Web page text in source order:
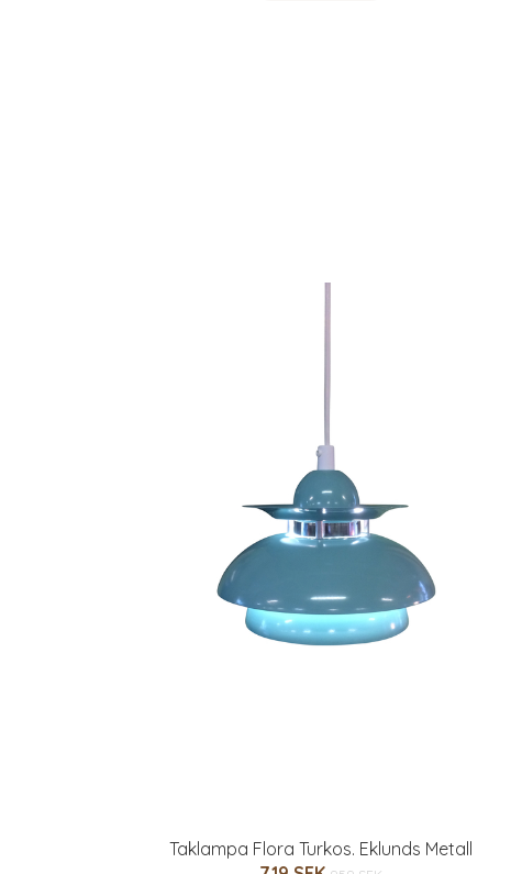
Taklampa Flora Turkos. Eklunds Metall